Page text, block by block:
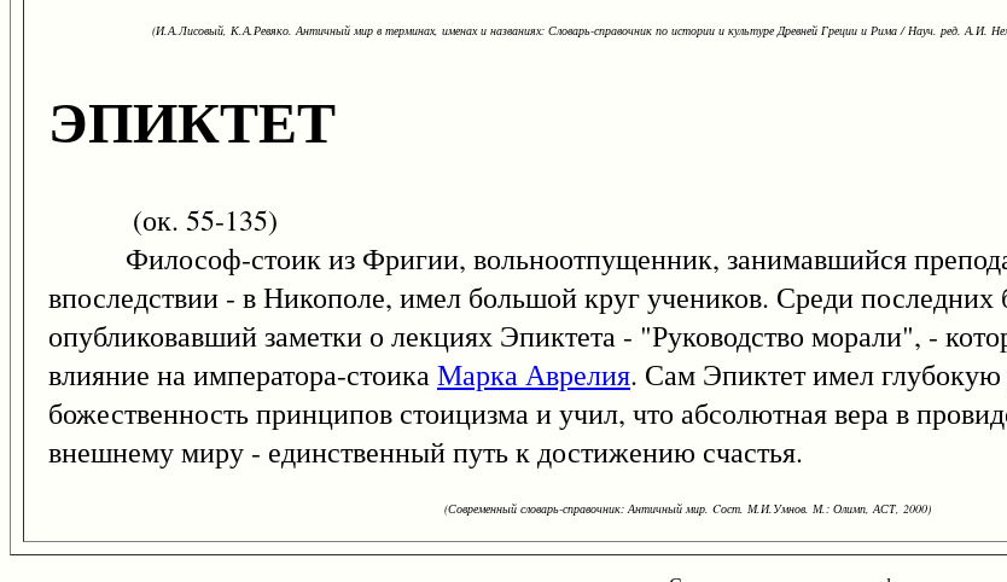
(И.А.Лисовый, К.А.Ревяко. Античный мир в терминах, именах и названиях: Словарь-справочник по истории и культуре Древней Греции и Рима / Науч. ред. А.И.
ЭПИКТЕТ
(ок. 55-135)
Философ-стоик из Фригии, вольноотпущенник, занимавшийся
впоследствии - в Никополе, имел большой круг учеников. Среди
опубликовавший заметки о лекциях Эпиктета - "Руководство морали", -
влияние на императора-стоикаМарка Аврелия. Сам Эпиктет имел
божественность принципов стоицизма и учил, что абсолютная вера в
внешнему миру - единственный путь к достижению счастья.
(Современный словарь-справочник: Античный мир. Cост. М.И.Умнов. М.: Олимп, АСТ, 2000)